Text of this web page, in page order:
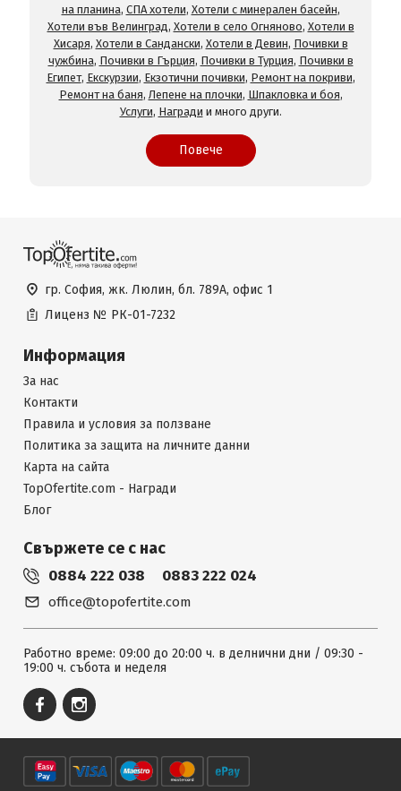
на планина, СПА хотели, Хотели с минерален басейн,
Хотели във Велинград, Хотели в село Огняново, Хотели в
Хисаря, Хотели в Сандански, Хотели в Девин, Почивки в
чужбина, Почивки в Гърция, Почивки в Турция, Почивки в
Египет, Екскурзии, Екзотични почивки, Ремонт на покриви,
Ремонт на баня, Лепене на плочки, Шпакловка и боя,
Услуги, Награди и много други.
Повече
гр. София, жк. Люлин, бл. 789А, офис 1
Лиценз № РК-01-7232
Информация
За нас
Контакти
Правила и условия за ползване
Политика за защита на личните данни
Карта на сайта
TopOfertite.com - Награди
Блог
Свържете се с нас
0884 222 038 0883 222 024
office@topofertite.com
Работно време: 09:00 до 20:00 ч. в делнични дни / 09:30 -
19:00 ч. събота и неделя